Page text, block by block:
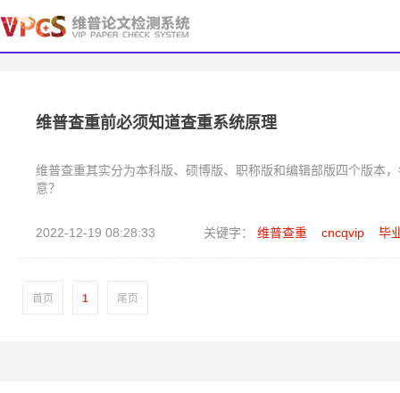
维普查重前必须知道查重系统原理
维普查重其实分为本科版、硕博版、职称版和编辑部版四个版本
意？
2022-12-19 08:28:33 关键字： 维普查重 cncqvip 毕
首页 1 尾页